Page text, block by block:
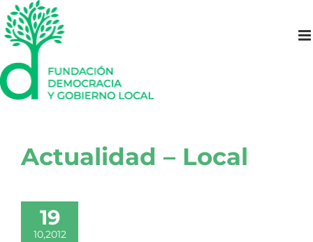
Saltar
al
contenido
Actualidad – Local
19
10,2012